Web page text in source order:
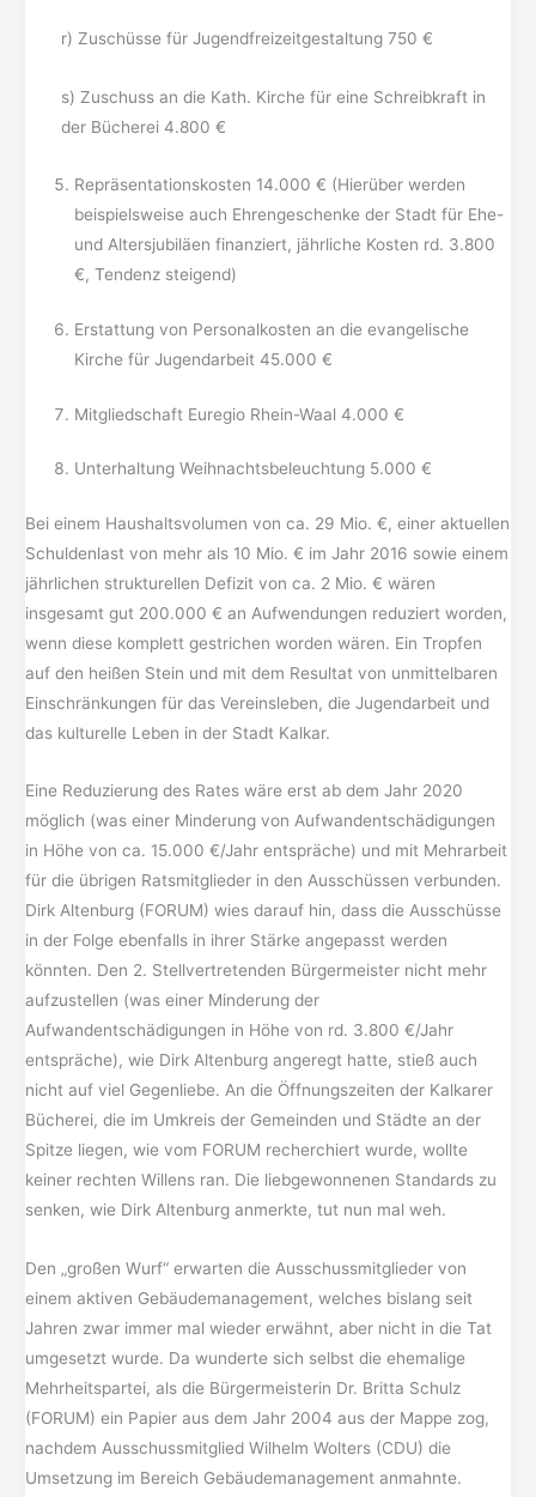
r) Zuschüsse für Jugendfreizeitgestaltung 750 €
s) Zuschuss an die Kath. Kirche für eine Schreibkraft in
der Bücherei 4.800 €
Repräsentationskosten 14.000 € (Hierüber werden
beispielsweise auch Ehrengeschenke der Stadt für Ehe-
und Altersjubiläen finanziert, jährliche Kosten rd. 3.800
€, Tendenz steigend)
Erstattung von Personalkosten an die evangelische
Kirche für Jugendarbeit 45.000 €
Mitgliedschaft Euregio Rhein-Waal 4.000 €
Unterhaltung Weihnachtsbeleuchtung 5.000 €
Bei einem Haushaltsvolumen von ca. 29 Mio. €, einer aktuellen
Schuldenlast von mehr als 10 Mio. € im Jahr 2016 sowie einem
jährlichen strukturellen Defizit von ca. 2 Mio. € wären
insgesamt gut 200.000 € an Aufwendungen reduziert worden,
wenn diese komplett gestrichen worden wären. Ein Tropfen
auf den heißen Stein und mit dem Resultat von unmittelbaren
Einschränkungen für das Vereinsleben, die Jugendarbeit und
das kulturelle Leben in der Stadt Kalkar.
Eine Reduzierung des Rates wäre erst ab dem Jahr 2020
möglich (was einer Minderung von Aufwandentschädigungen
in Höhe von ca. 15.000 €/Jahr entspräche) und mit Mehrarbeit
für die übrigen Ratsmitglieder in den Ausschüssen verbunden.
Dirk Altenburg (FORUM) wies darauf hin, dass die Ausschüsse
in der Folge ebenfalls in ihrer Stärke angepasst werden
könnten. Den 2. Stellvertretenden Bürgermeister nicht mehr
aufzustellen (was einer Minderung der
Aufwandentschädigungen in Höhe von rd. 3.800 €/Jahr
entspräche), wie Dirk Altenburg angeregt hatte, stieß auch
nicht auf viel Gegenliebe. An die Öffnungszeiten der Kalkarer
Bücherei, die im Umkreis der Gemeinden und Städte an der
Spitze liegen, wie vom FORUM recherchiert wurde, wollte
keiner rechten Willens ran. Die liebgewonnenen Standards zu
senken, wie Dirk Altenburg anmerkte, tut nun mal weh.
Den „großen Wurf“ erwarten die Ausschussmitglieder von
einem aktiven Gebäudemanagement, welches bislang seit
Jahren zwar immer mal wieder erwähnt, aber nicht in die Tat
umgesetzt wurde. Da wunderte sich selbst die ehemalige
Mehrheitspartei, als die Bürgermeisterin Dr. Britta Schulz
(FORUM) ein Papier aus dem Jahr 2004 aus der Mappe zog,
nachdem Ausschussmitglied Wilhelm Wolters (CDU) die
Umsetzung im Bereich Gebäudemanagement anmahnte.